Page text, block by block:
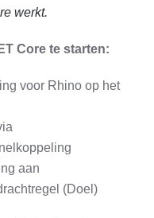
werkt.
Core te starten:
voor Rhino op het
aan
(Doel)